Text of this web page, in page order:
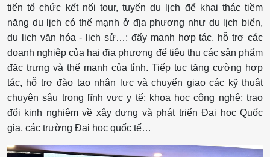
tiến tổ chức kết nối tour, tuyến du lịch để khai thác tiềm
năng du lịch có thế mạnh ở địa phương như du lịch biển,
du lịch văn hóa - lịch sử…; đẩy mạnh hợp tác, hỗ trợ các
doanh nghiệp của hai địa phương để tiêu thụ các sản phẩm
đặc trưng và thế mạnh của tỉnh. Tiếp tục tăng cường hợp
tác, hỗ trợ đào tạo nhân lực và chuyển giao các kỹ thuật
chuyên sâu trong lĩnh vực y tế; khoa học công nghệ; trao
đổi kinh nghiệm về xây dựng và phát triển Đại học Quốc
gia, các trường Đại học quốc tế…